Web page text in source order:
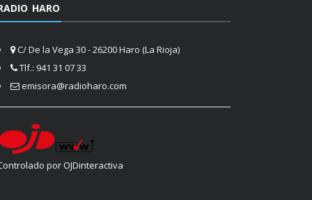
HARO
C/ De la Vega 30 - 26200 Haro (La Rioja)
Tlf.: 941 31 07 33
emisora@radioharo.com
por OJDinteractiva